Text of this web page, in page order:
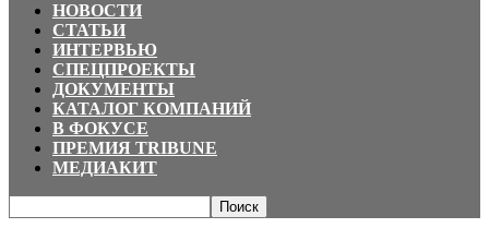
НОВОСТИ
СТАТЬИ
ИНТЕРВЬЮ
СПЕЦПРОЕКТЫ
ДОКУМЕНТЫ
КАТАЛОГ КОМПАНИЙ
В ФОКУСЕ
ПРЕМИЯ TRIBUNE
МЕДИАКИТ